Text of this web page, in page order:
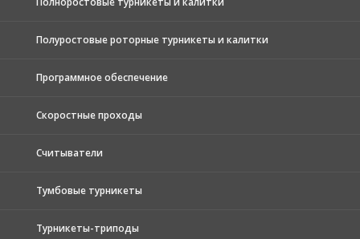
Полуростовые роторные турникеты и калитки
Программное обеспечение
Скоростные проходы
Считыватели
Тумбовые турникеты
Турникеты-триподы